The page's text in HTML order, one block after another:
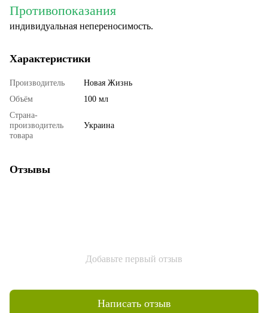
Противопоказания
индивидуальная непереносимость.
Характеристики
Производитель
Новая Жизнь
Объём
100 мл
Страна-
производитель
товара
Украина
Отзывы
Добавьте первый отзыв
Написать отзыв